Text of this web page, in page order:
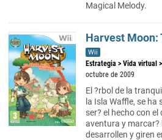
Magical Melody.
Harvest Moon:
Wii
Estrategia > Vida virtual >
octubre de 2009
El ?rbol de la
la Isla Waffle, se
ser? el hecho con
aventura y marcar?
desarrollen y giren